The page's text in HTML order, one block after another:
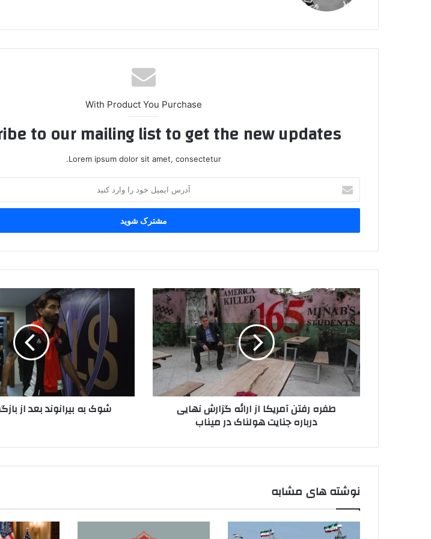
With Product You Purchase
to our mailing list to get the new updates!
Lorem ipsum dolor sit amet, consectetur.
ایمیل
خود
وارد
طفره
رفتن
آمریکا
از
ارائه
گزارش
نهایی
درباره
جنایت
طفره رفتن آمریکا از ارائه گزارش نهایی
درباره جنایت هولناک در میناب
بیرانوند
بازگشت
شوک به بیرانوند بعد از
نوشته های مشابه